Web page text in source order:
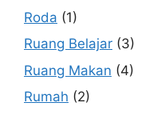
Roda (1)
Ruang Belajar (3)
Ruang Makan (4)
Rumah (2)